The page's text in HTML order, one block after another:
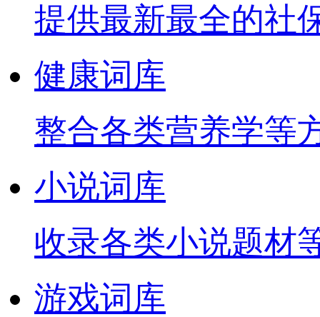
提供最新最全的社
健康词库
整合各类营养学等
小说词库
收录各类小说题材
游戏词库